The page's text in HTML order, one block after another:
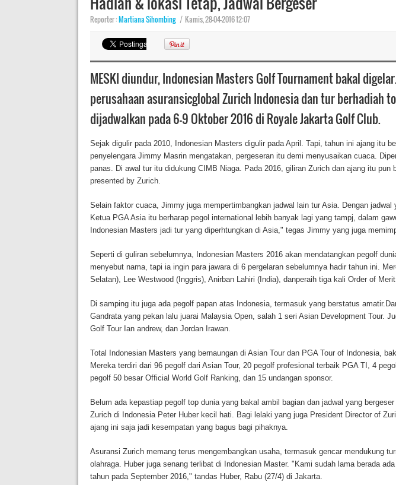
Reporter :Martiana Sihombing | Kamis, 28-04-2016 12:07
MESKI diundur, Indonesian Masters Golf Tournament bakal
perusahaan asuransicglobal Zurich Indonesia dan tur berhadiah
dijadwalkan pada 6-9 Oktober 2016 di Royale Jakarta Golf Club.
Sejak digulir pada 2010, Indonesian Masters digulir pada April. Tapi, tahun ini ajang itu
penyelengara Jimmy Masrin mengatakan, pergeseran itu demi menyusaikan cuaca.
panas. Di awal tur itu didukung CIMB Niaga. Pada 2016, giliran Zurich dan ajang itu pun
presented by Zurich.
Selain faktor cuaca, Jimmy juga mempertimbangkan jadwal lain tur Asia. Dengan jadwal
Ketua PGA Asia itu berharap pegol international lebih banyak lagi yang tampj, dalam
Indonesian Masters jadi tur yang diperhtungkan di Asia," tegas Jimmy yang juga
Seperti di guliran sebelumnya, Indonesian Masters 2016 akan mendatangkan pegolf
menyebut nama, tapi ia ingin para jawara di 6 pergelaran sebelumnya hadir tahun ini.
Selatan), Lee Westwood (Inggris), Anirban Lahiri (India), danperaih tiga kali Order of
Di samping itu juga ada pegolf papan atas Indonesia, termasuk yang berstatus
Gandrata yang pekan lalu juarai Malaysia Open, salah 1 seri Asian Development Tour.
Golf Tour Ian andrew, dan Jordan Irawan.
Total Indonesian Masters yang bernaungan di Asian Tour dan PGA Tour of Indonesia,
Mereka terdiri dari 96 pegolf dari Asian Tour, 20 pegolf profesional terbaik PGA TI, 4
pegolf 50 besar Official World Golf Ranking, dan 15 undangan sponsor.
Belum ada kepastiap pegolf top dunia yang bakal ambil bagian dan jadwal yang
Zurich di Indonesia Peter Huber kecil hati. Bagi lelaki yang juga President Director of
ajang ini saja jadi kesempatan yang bagus bagi pihaknya.
Asuransi Zurich memang terus mengembangkan usaha, termasuk gencar mendukung
olahraga. Huber juga senang terlibat di Indonesian Master. "Kami sudah lama berada
tahun pada September 2016," tandas Huber, Rabu (27/4) di Jakarta.